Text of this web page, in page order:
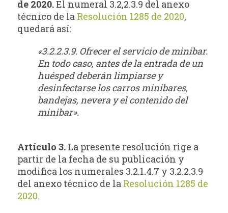
de 2020.El numeral 3.2,2.3.9 del anexo
técnico de la Resolución 1285 de 2020,
quedará así:
«3.2.2.3.9. Ofrecer el servicio de minibar.
En todo caso, antes de la entrada de un
huésped deberán limpiarse y
desinfectarse los carros minibares,
bandejas, nevera y el contenido del
minibar».
Artículo 3. La presente resolución rige a
partir de la fecha de su publicación y
modifica los numerales 3.2.1.4.7 y 3.2.2.3.9
del anexo técnico de la Resolución 1285 de
2020.